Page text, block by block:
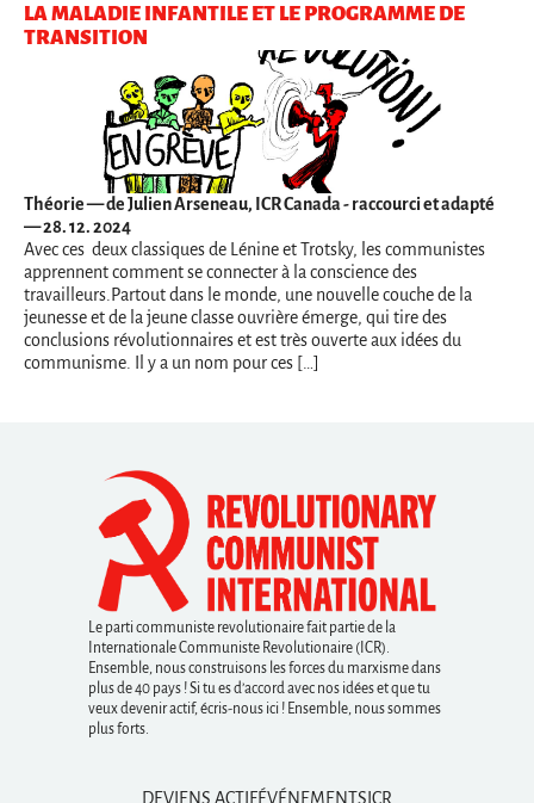
LA MALADIE INFANTILE ET LE PROGRAMME DE
TRANSITION
Théorie— de Julien Arseneau, ICR Canada - raccourci et adapté
— 28. 12. 2024
Avec ces deux classiques de Lénine et Trotsky, les communistes
apprennent comment se connecter à la conscience des
travailleurs.Partout dans le monde, une nouvelle couche de la
jeunesse et de la jeune classe ouvrière émerge, qui tire des
conclusions révolutionnaires et est très ouverte aux idées du
communisme. Il y a un nom pour ces […]
Le parti communiste revolutionaire fait partie de la
Internationale Communiste Revolutionaire (ICR).
Ensemble, nous construisons les forces du marxisme dans
plus de 40 pays ! Si tu es d’accord avec nos idées et que tu
veux devenir actif, écris-nous ici ! Ensemble, nous sommes
plus forts.
DEVIENS ACTIFÉVÉNEMENTS ICR